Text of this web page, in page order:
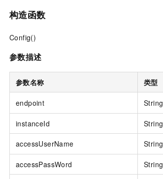
构造函数
Config()
参数描述
参数名称 类型
endpoint String
instanceId String
accessUserName String
accessPassWord String